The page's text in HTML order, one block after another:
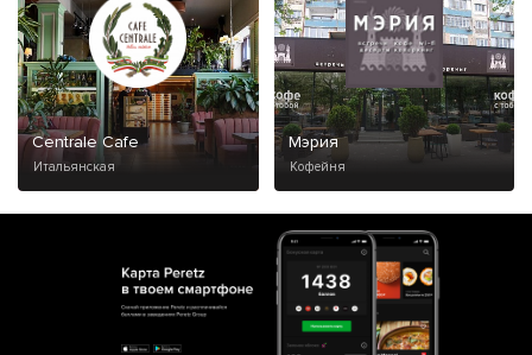
Centrale Cafe
Итальянская
Мэрия
Кофейня